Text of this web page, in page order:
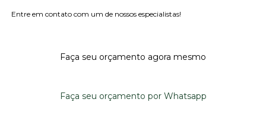
Entre em contato com um de nossos especialistas!
Faça seu orçamento agora mesmo
Faça seu orçamento por Whatsapp